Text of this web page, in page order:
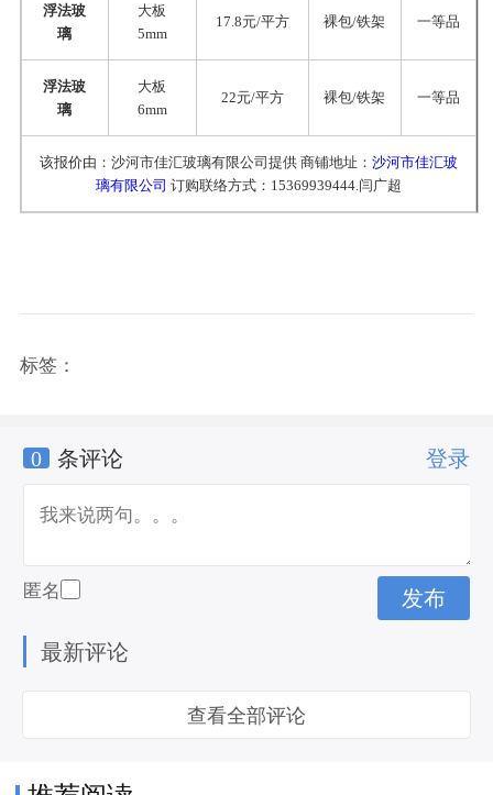
浮法玻
璃
大板
5mm
17.8元/平方 裸包/铁架 一等品
浮法玻
璃
大板
6mm
22元/平方 裸包/铁架 一等品
该报价由：沙河市佳汇玻璃有限公司提供 商铺地址： 沙河市佳汇玻
璃有限公司 订购联络方式：15369939444.闫广超
标签：
0 条评论 登录
匿名
最新评论
查看全部评论